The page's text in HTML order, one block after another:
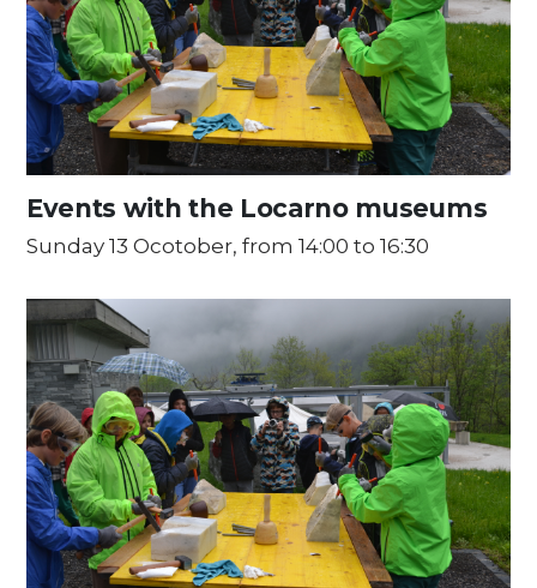
Events with the Locarno museums
Sunday 13 Ocotober, from 14:00 to 16:30